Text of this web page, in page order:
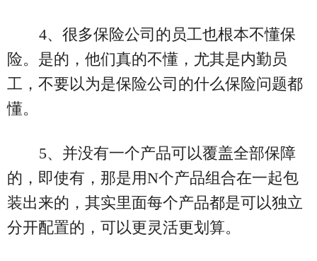
4、很多保险公司的员工也根本不懂保
险。是的，他们真的不懂，尤其是内勤员
工，不要以为是保险公司的什么保险问题都
懂。
5、并没有一个产品可以覆盖全部保障
的，即使有，那是用N个产品组合在一起包
装出来的，其实里面每个产品都是可以独立
分开配置的，可以更灵活更划算。